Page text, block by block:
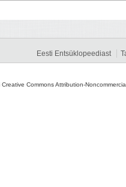
Eesti Entsüklopeediast
Commons Attribution-